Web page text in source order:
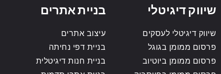
שיווק דיגיטלי
שיווק דיגיטלי לעסקים
פרסום ממומן בגוגל
פרסום ממומן ביוטיוב
בניית אתרים
עיצוב אתרים
בניית דפי נחיתה
בניית חנות דיגיטלית